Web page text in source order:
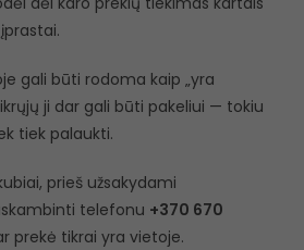
gali būti rodoma kaip „yra
ji dar gali būti pakeliui — tokiu
tiek palaukti.
prieš užsakydami
telefonu +370 670
prekė tikrai yra vietoje.